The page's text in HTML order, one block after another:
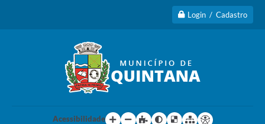
Login / Cadastro
Acessibilidade